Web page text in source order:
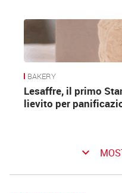
BAKERY
Lesaffre, il primo
lievito per
keyboard_arrow_down